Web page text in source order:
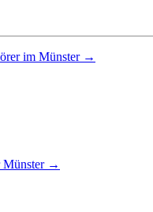
im Münster →
Münster →